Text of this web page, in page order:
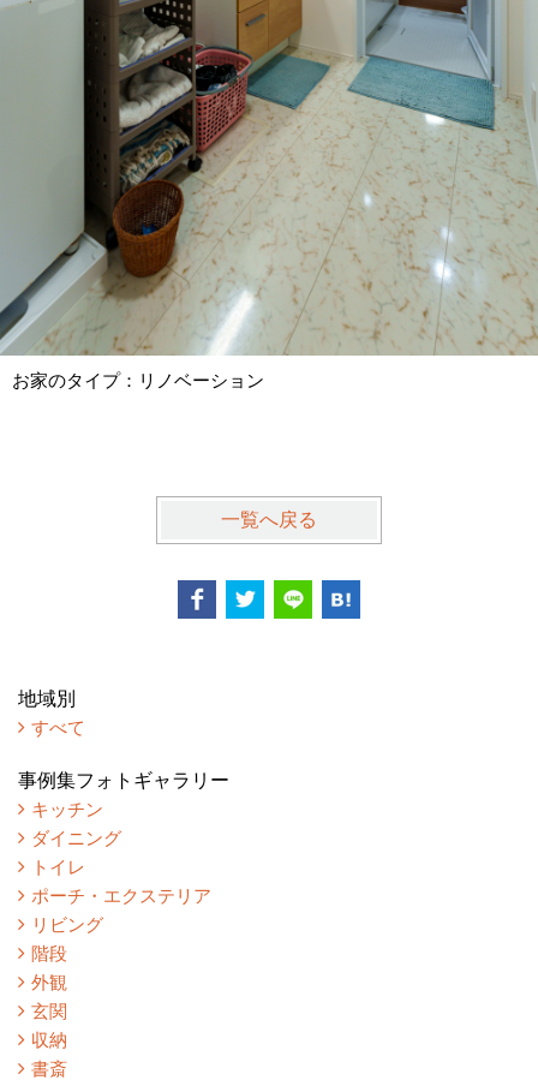
お家のタイプ：リノベーション
一覧へ戻る
地域別
すべて
事例集フォトギャラリー
キッチン
ダイニング
トイレ
ポーチ・エクステリア
リビング
階段
外観
玄関
収納
書斎